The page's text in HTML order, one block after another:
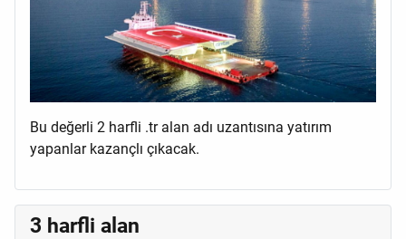
Bu değerli 2 harfli .tr alan adı uzantısına yatırım
yapanlar kazançlı çıkacak.
3 harfli alan